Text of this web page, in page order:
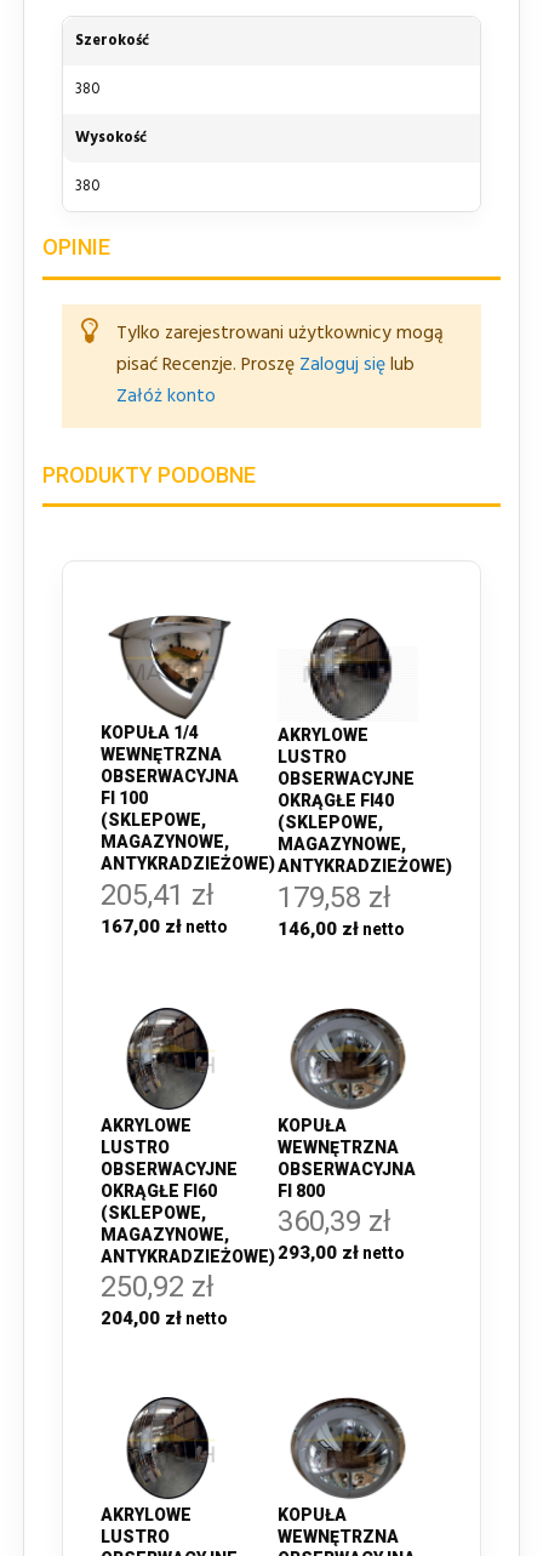
Szerokość
380
Wysokość
380
OPINIE
Tylko zarejestrowani użytkownicy mogą
pisać Recenzje. Proszę Zaloguj sięlub
Załóż konto
PRODUKTY PODOBNE
KOPUŁA 1/4
WEWNĘTRZNA
OBSERWACYJNA
FI 100
(SKLEPOWE,
MAGAZYNOWE,
ANTYKRADZIEŻOWE)
205,41 zł
167,00 zł
AKRYLOWE
LUSTRO
OBSERWACYJNE
OKRĄGŁE FI40
(SKLEPOWE,
MAGAZYNOWE,
ANTYKRADZIEŻOWE)
179,58 zł
146,00 zł
AKRYLOWE
LUSTRO
OBSERWACYJNE
OKRĄGŁE FI60
(SKLEPOWE,
MAGAZYNOWE,
ANTYKRADZIEŻOWE)
250,92 zł
204,00 zł
KOPUŁA
WEWNĘTRZNA
OBSERWACYJNA
FI 800
360,39 zł
293,00 zł
AKRYLOWE
LUSTRO
KOPUŁA
WEWNĘTRZNA